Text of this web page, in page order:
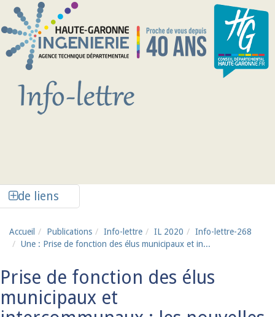
Aller au contenu principal
de liens
Accueil Publications Info-lettre IL 2020
Info-lettre-268
Une : Prise de fonction des élus municipaux et in...
Prise de fonction des élus
municipaux et